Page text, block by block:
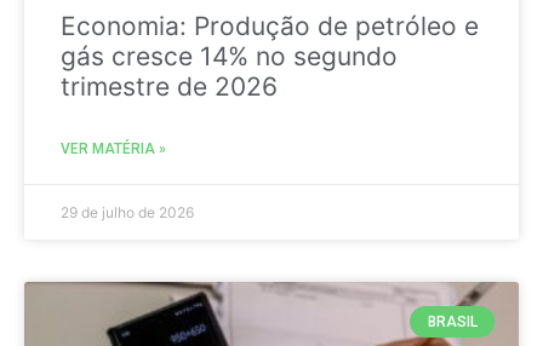
Economia: Produção de petróleo e
gás cresce 14% no segundo
trimestre de 2026
VER MATÉRIA »
29 de julho de 2026
BRASIL